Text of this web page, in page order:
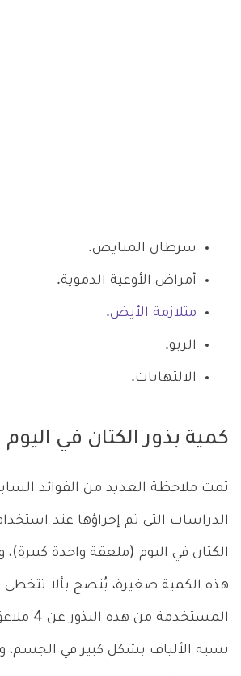
سرطان المبايض.
أمراض الأوعية الدموية.
متلازمة الأيض.
الربو.
الالتهابات.
كمية بذور الكتان في اليوم
تمت ملاحظة العديد من الفوائد
الكتان في اليوم (ملعقة واحدة
هذه الكمية صغيرة، يُنصح بألا تتخطى
المستخدمة
نسبة الألياف بشكل كبير في الجسم،